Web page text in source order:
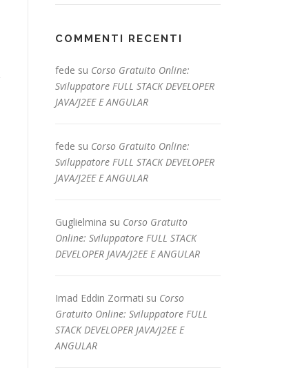
COMMENTI RECENTI
fede su Corso Gratuito Online:
Sviluppatore FULL STACK DEVELOPER
JAVA/J2EE E ANGULAR
fede su Corso Gratuito Online:
Sviluppatore FULL STACK DEVELOPER
JAVA/J2EE E ANGULAR
Guglielmina su Corso Gratuito
Online: Sviluppatore FULL STACK
DEVELOPER JAVA/J2EE E ANGULAR
Imad Eddin Zormati su Corso
Gratuito Online: Sviluppatore FULL
STACK DEVELOPER JAVA/J2EE E
ANGULAR